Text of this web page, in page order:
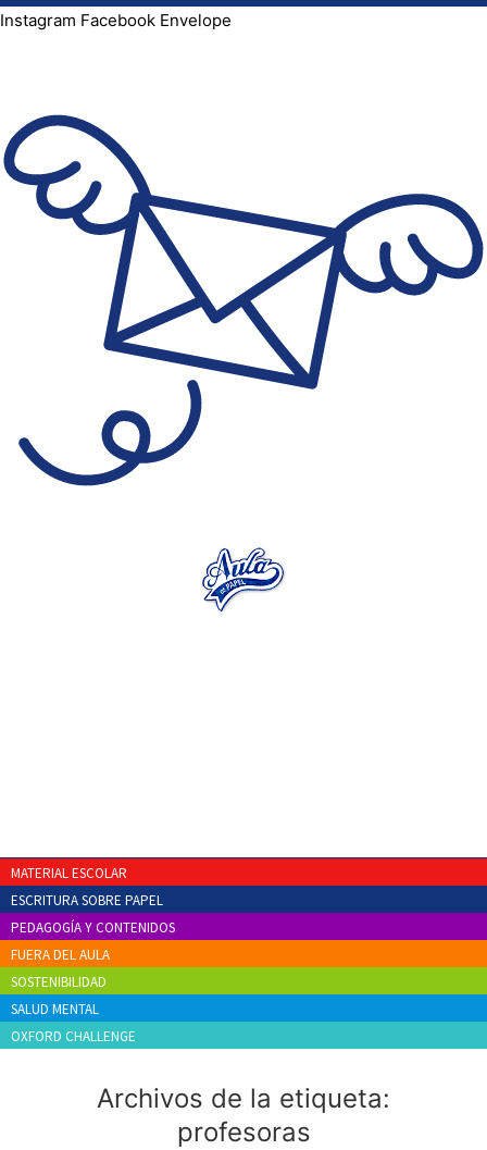
Instagram Facebook Envelope
MATERIAL ESCOLAR
ESCRITURA SOBRE PAPEL
PEDAGOGÍA Y CONTENIDOS
FUERA DEL AULA
SOSTENIBILIDAD
SALUD MENTAL
OXFORD CHALLENGE
Archivos de la etiqueta:
profesoras